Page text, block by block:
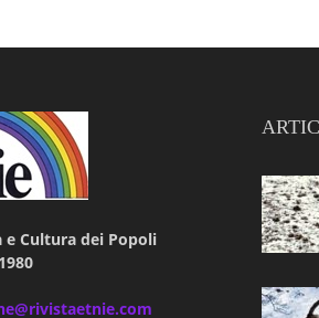
e Cultura dei Popoli